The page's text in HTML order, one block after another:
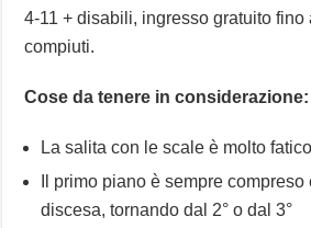
4-11 + disabili, ingresso gratuito fino
compiuti.
Cose da tenere in considerazione:
La salita con le scale è molto
Il primo piano è sempre
discesa, tornando dal 2° o dal 3°